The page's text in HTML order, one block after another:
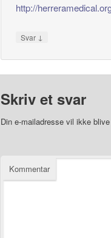
http://
Svar ↓
Skriv et svar
Din e-mailadresse vil ikke
Kommentar